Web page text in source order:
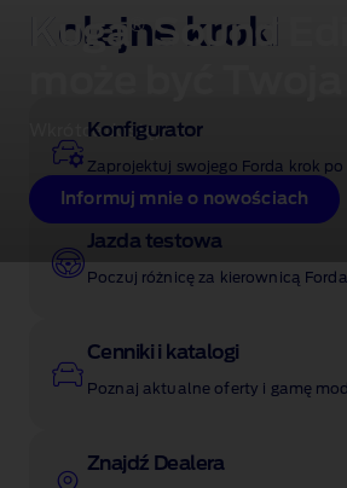
Kuga ®Sound
Wkrótce dostępna
Informuj mnie o nowościach
Kolejne kroki
Konfigurator
Zaprojektuj swojego Forda krok po
Jazda testowa
Poczuj różnicę za kierownicą Forda
Cenniki i katalogi
Poznaj aktualne oferty i gamę
Znajdź Dealera